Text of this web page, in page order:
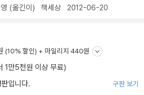
(옮긴이) 책세상 2012-06-20
(10% 할인) + 마일리지 440원
1만5천원 이상 무료)
입니다. 구판 보기